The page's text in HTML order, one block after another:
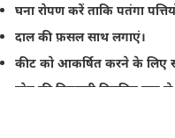
घना रोपण करें ताकि पतंगा
दाल की फ़सल साथ लगाएं।
कीट को आकर्षित करने के लिए
खेत की निगरानी नियमित रूप